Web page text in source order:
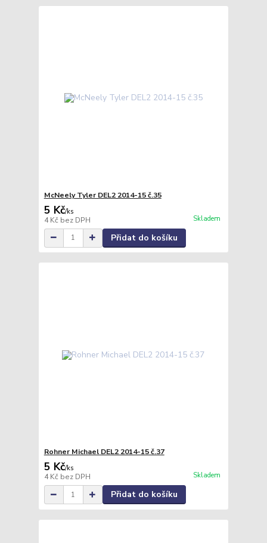
McNeely Tyler DEL2 2014-15 č.35
5 Kč/ks
4 Kč bez DPH Skladem
Přidat do košíku
Rohner Michael DEL2 2014-15 č.37
5 Kč/ks
4 Kč bez DPH Skladem
Přidat do košíku